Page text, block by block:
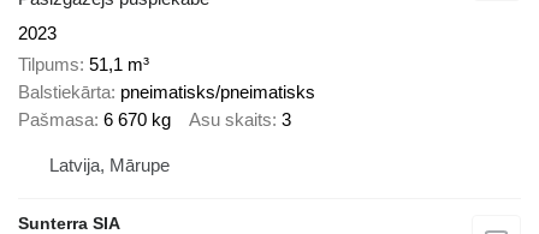
2023
Tilpums 51,1 m³
Balstiekārta pneimatisks/pneimatisks
Pašmasa 6 670 kg Asu skaits 3
Latvija, Mārupe
Sunterra SIA